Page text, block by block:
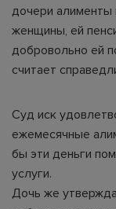
дочери алименты
женщины, ей
добровольно ей
считает
Суд иск
ежемесячные
бы эти деньги
услуги.
Дочь же